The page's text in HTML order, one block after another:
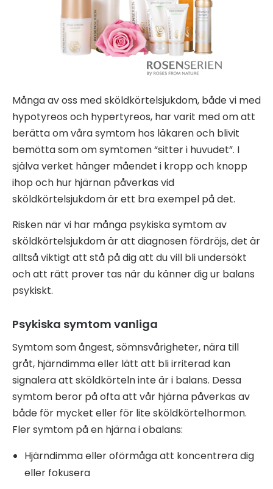
Många av oss med sköldkörtelsjukdom, både vi med
hypotyreos och hypertyreos, har varit med om att
berätta om våra symtom hos läkaren och blivit
bemötta som om symtomen “sitter i huvudet”. I
själva verket hänger måendet i kropp och knopp
ihop och hur hjärnan påverkas vid
sköldkörtelsjukdom är ett bra exempel på det.
Risken när vi har många psykiska symtom av
sköldkörtelsjukdom är att diagnosen fördröjs, det är
alltså viktigt att stå på dig att du vill bli undersökt
och att rätt prover tas när du känner dig ur balans
psykiskt.
Psykiska symtom vanliga
Symtom som ångest, sömnsvårigheter, nära till
gråt, hjärndimma eller lätt att bli irriterad kan
signalera att sköldkörteln inte är i balans. Dessa
symtom beror på ofta att vår hjärna påverkas av
både för mycket eller för lite sköldkörtelhormon.
Fler symtom på en hjärna i obalans:
Hjärndimma eller oförmåga att koncentrera dig
eller fokusera